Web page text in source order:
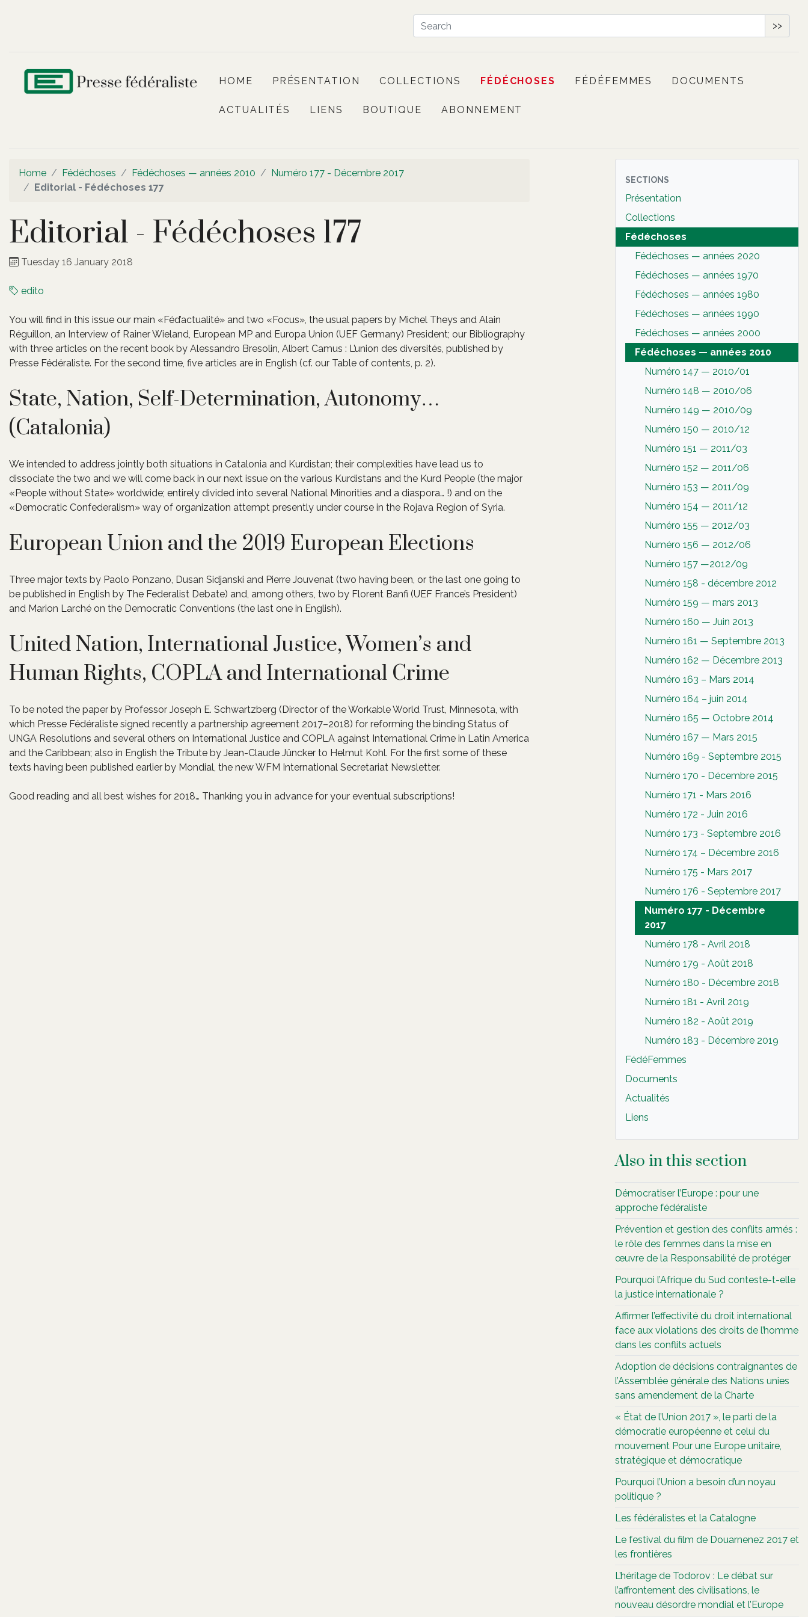
>>
HOME PRÉSENTATION COLLECTIONS FÉDÉCHOSES FÉDÉFEMMES DOCUMENTS
ACTUALITÉS LIENS BOUTIQUE ABONNEMENT
Home Fédéchoses Fédéchoses — années 2010
Numéro 177 - Décembre 2017
Editorial - Fédéchoses 177
Editorial - Fédéchoses 177
Tuesday 16 January 2018
edito
You will find in this issue our main «Féd’actualité» and two «Focus», the usual papers by Michel Theys and Alain
Réguillon, an Interview of Rainer Wieland, European MP and Europa Union (UEF Germany) President; our Bibliography
with three articles on the recent book by Alessandro Bresolin, Albert Camus : L’union des diversités, published by
Presse Fédéraliste. For the second time, five articles are in English (cf. our Table of contents, p. 2).
State, Nation, Self-Determination, Autonomy…
(Catalonia)
We intended to address jointly both situations in Catalonia and Kurdistan; their complexities have lead us to
dissociate the two and we will come back in our next issue on the various Kurdistans and the Kurd People (the major
«People without State» worldwide; entirely divided into several National Minorities and a diaspora… !) and on the
«Democratic Confederalism» way of organization attempt presently under course in the Rojava Region of Syria.
European Union and the 2019 European Elections
Three major texts by Paolo Ponzano, Dusan Sidjanski and Pierre Jouvenat (two having been, or the last one going to
be published in English by The Federalist Debate) and, among others, two by Florent Banfi (UEF France’s President)
and Marion Larché on the Democratic Conventions (the last one in English).
United Nation, International Justice, Women’s and
Human Rights, COPLA and International Crime
To be noted the paper by Professor Joseph E. Schwartzberg (Director of the Workable World Trust, Minnesota, with
which Presse Fédéraliste signed recently a partnership agreement 2017–2018) for reforming the binding Status of
UNGA Resolutions and several others on International Justice and COPLA against International Crime in Latin America
and the Caribbean; also in English the Tribute by Jean-Claude Jüncker to Helmut Kohl. For the first some of these
texts having been published earlier by Mondial, the new WFM International Secretariat Newsletter.
Good reading and all best wishes for 2018… Thanking you in advance for your eventual subscriptions!
SECTIONS
Présentation
Collections
Fédéchoses
Fédéchoses — années 2020
Fédéchoses — années 1970
Fédéchoses — années 1980
Fédéchoses — années 1990
Fédéchoses — années 2000
Fédéchoses — années 2010
Numéro 147 — 2010/01
Numéro 148 — 2010/06
Numéro 149 — 2010/09
Numéro 150 — 2010/12
Numéro 151 — 2011/03
Numéro 152 — 2011/06
Numéro 153 — 2011/09
Numéro 154 — 2011/12
Numéro 155 — 2012/03
Numéro 156 — 2012/06
Numéro 157 —2012/09
Numéro 158 - décembre 2012
Numéro 159 — mars 2013
Numéro 160 — Juin 2013
Numéro 161 — Septembre 2013
Numéro 162 — Décembre 2013
Numéro 163 – Mars 2014
Numéro 164 – juin 2014
Numéro 165 — Octobre 2014
Numéro 167 — Mars 2015
Numéro 169 - Septembre 2015
Numéro 170 - Décembre 2015
Numéro 171 - Mars 2016
Numéro 172 - Juin 2016
Numéro 173 - Septembre 2016
Numéro 174 – Décembre 2016
Numéro 175 - Mars 2017
Numéro 176 - Septembre 2017
Numéro 177 - Décembre
2017
Numéro 178 - Avril 2018
Numéro 179 - Août 2018
Numéro 180 - Décembre 2018
Numéro 181 - Avril 2019
Numéro 182 - Août 2019
Numéro 183 - Décembre 2019
FédéFemmes
Documents
Actualités
Liens
Also in this section
Démocratiser l’Europe : pour une
approche fédéraliste
Prévention et gestion des conflits armés :
le rôle des femmes dans la mise en
œuvre de la Responsabilité de protéger
Pourquoi l’Afrique du Sud conteste-t-elle
la justice internationale ?
Affirmer l’effectivité du droit international
face aux violations des droits de l’homme
dans les conflits actuels
Adoption de décisions contraignantes de
l’Assemblée générale des Nations unies
sans amendement de la Charte
« État de l’Union 2017 », le parti de la
démocratie européenne et celui du
mouvement Pour une Europe unitaire,
stratégique et démocratique
Pourquoi l’Union a besoin d’un noyau
politique ?
Les fédéralistes et la Catalogne
Le festival du film de Douarnenez 2017 et
les frontières
L’héritage de Todorov : Le débat sur
l’affrontement des civilisations, le
nouveau désordre mondial et l’Europe